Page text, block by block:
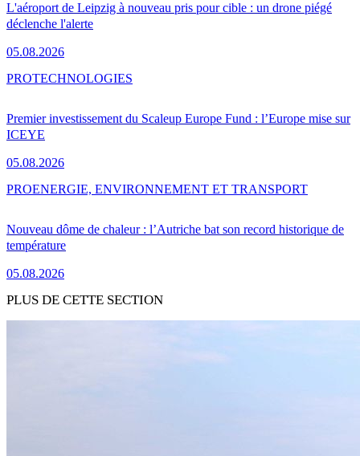
L'aéroport de Leipzig à nouveau pris pour cible : un drone piégé
déclenche l'alerte
05.08.2026
Premier investissement du Scaleup Europe Fund : l’Europe mise sur
ICEYE
05.08.2026
PROTECHNOLOGIES
Nouveau dôme de chaleur : l’Autriche bat son record historique de
température
05.08.2026
PROENERGIE, ENVIRONNEMENT ET TRANSPORT
PLUS DE CETTE SECTION